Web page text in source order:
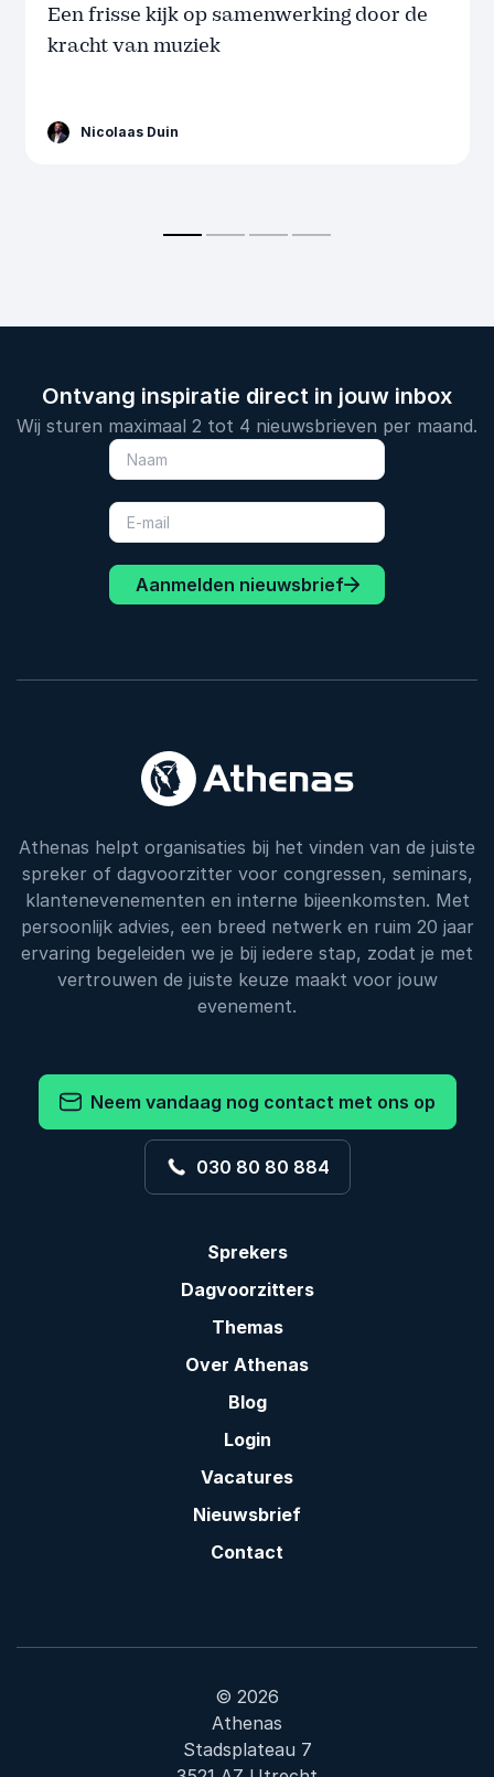
Een frisse kijk op samenwerking door de
kracht van muziek
Nicolaas Duin
Ontvang inspiratie direct in jouw inbox
Wij sturen maximaal 2 tot 4 nieuwsbrieven per maand.
Aanmelden nieuwsbrief
Athenas helpt organisaties bij het vinden van de juiste
spreker of dagvoorzitter voor congressen, seminars,
klantenevenementen en interne bijeenkomsten. Met
persoonlijk advies, een breed netwerk en ruim 20 jaar
ervaring begeleiden we je bij iedere stap, zodat je met
vertrouwen de juiste keuze maakt voor jouw
evenement.
Neem vandaag nog contact met ons op
030 80 80 884
Sprekers
Dagvoorzitters
Themas
Over Athenas
Blog
Login
Vacatures
Nieuwsbrief
Contact
© 2026
Athenas
Stadsplateau 7